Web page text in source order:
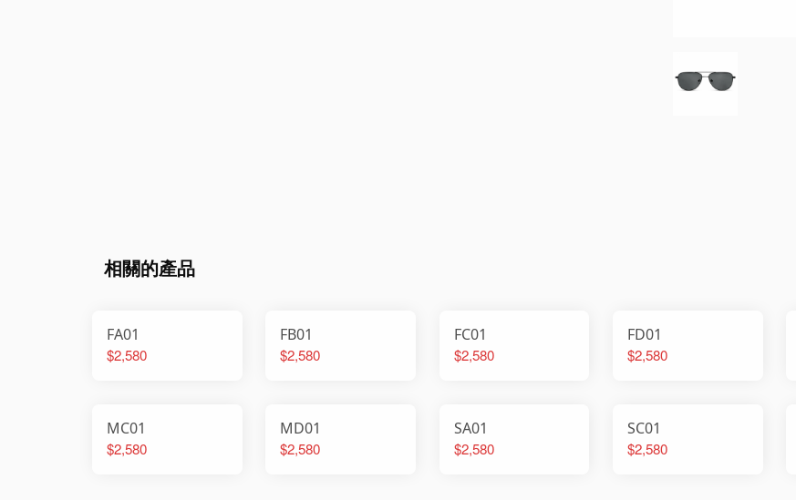
相關的產品
FA01
$2,580
FB01
$2,580
FC01
$2,580
FD01
$2,580
MC01
$2,580
MD01
$2,580
SA01
$2,580
SC01
$2,580